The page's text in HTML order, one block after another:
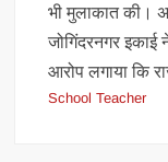
भी मुलाकात की।
जोगिंदरनगर
आरोप लगाया कि
School Teacher